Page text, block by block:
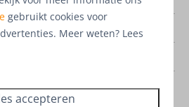
52 m
gebruikt cookies voor
Meer weten? Lees
accepteren